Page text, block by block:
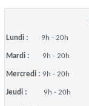
Lundi : 9h - 20h
Mardi : 9h - 20h
Mercredi : 9h - 20h
Jeudi : 9h - 20h